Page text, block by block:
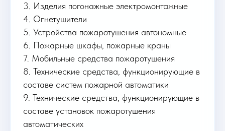
3. Изделия погонажные электромонтажные
4. Огнетушители
5. Устройства пожаротушения автономные
6. Пожарные шкафы, пожарные краны
7. Мобильные средства пожаротушения
8. Технические средства, функционирующие в
составе систем пожарной автоматики
9. Технические средства, функционирующие в
составе установок пожаротушения
автоматических